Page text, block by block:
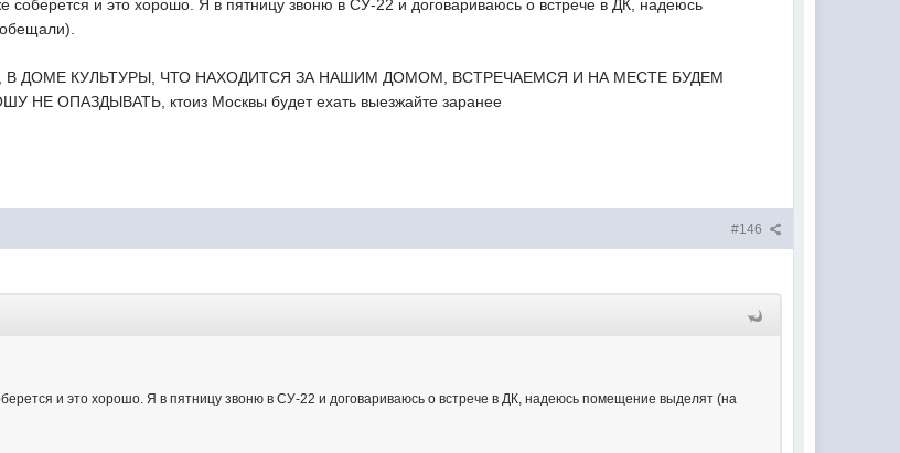
соберется и это хорошо. Я в пятницу звоню в СУ-22 и договариваюсь о встрече в ДК, надеюсь
В ДОМЕ КУЛЬТУРЫ, ЧТО НАХОДИТСЯ ЗА НАШИМ ДОМОМ, ВСТРЕЧАЕМСЯ И НА МЕСТЕ БУДЕМ
ОПАЗДЫВАТЬ, ктоиз Москвы будет ехать выезжайте заранее
#146
и это хорошо. Я в пятницу звоню в СУ-22 и договариваюсь о встрече в ДК, надеюсь помещение выделят (на